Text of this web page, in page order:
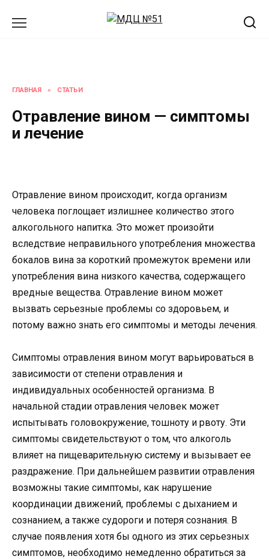
ГЛАВНАЯ » СТАТЬИ
Отравление вином — симптомы
и лечение
Отравление вином происходит, когда организм
человека поглощает излишнее количество этого
алкогольного напитка. Это может произойти
вследствие неправильного употребления множества
бокалов вина за короткий промежуток времени или
употребления вина низкого качества, содержащего
вредные вещества. Отравление вином может
вызвать серьезные проблемы со здоровьем, и
потому важно знать его симптомы и методы лечения.
Симптомы отравления вином могут варьироваться в
зависимости от степени отравления и
индивидуальных особенностей организма. В
начальной стадии отравления человек может
испытывать головокружение, тошноту и рвоту. Эти
симптомы свидетельствуют о том, что алкоголь
влияет на пищеварительную систему и вызывает ее
раздражение. При дальнейшем развитии отравления
возможны такие симптомы, как нарушение
координации движений, проблемы с дыханием и
сознанием, а также судороги и потеря сознания. В
случае появления хотя бы одного из этих серьезных
симптомов, необходимо немедленно обратиться за